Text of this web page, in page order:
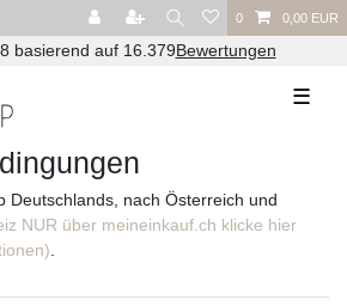
0 0,00 EUR
basierend auf 16.379Bewertungen
☰
Deutschlands, nach Österreich und
NUR über meineinkauf.ch klicke hier